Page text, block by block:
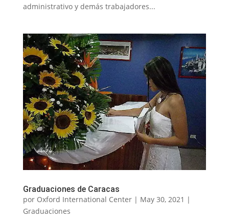
administrativo y demás trabajadores...
Graduaciones de Caracas
por Oxford International Center| May 30, 2021 |
Graduaciones